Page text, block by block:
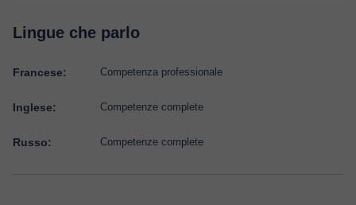
Lingue che parlo
Francese: Competenza professionale
Inglese: Competenze complete
Russo: Competenze complete